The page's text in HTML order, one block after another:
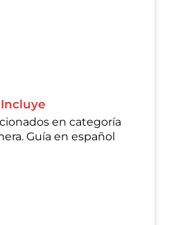
Incluye
en categoría
Guía en español